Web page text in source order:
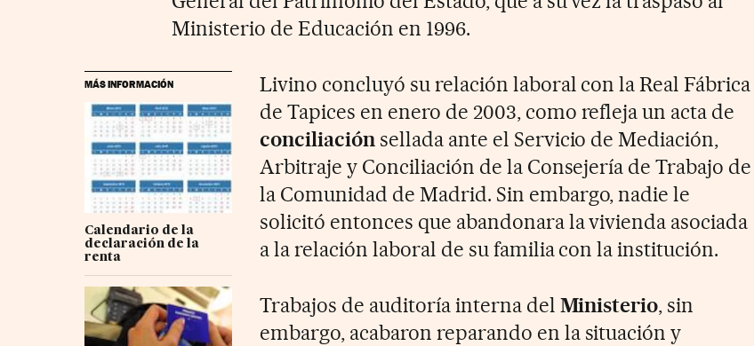
Ministerio de Educación en 1996.
MÁS INFORMACIÓN
Calendario de la
declaración de la
renta
Livino concluyó su relación laboral con la Real Fábrica
de Tapices en enero de 2003, como refleja un acta de
conciliaciónsellada ante el Servicio de Mediación,
Arbitraje y Conciliación de la Consejería de Trabajo de
la Comunidad de Madrid. Sin embargo, nadie le
solicitó entonces que abandonara la vivienda asociada
a la relación laboral de su familia con la institución.
Trabajos de auditoría interna del Ministerio, sin
embargo, acabaron reparando en la situación y